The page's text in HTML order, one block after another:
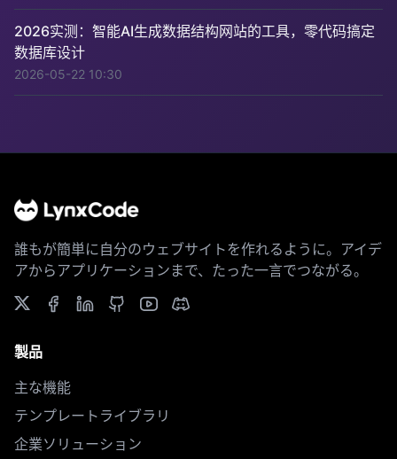
2026实测：智能AI生成数据结构网站的工具，零代码搞定
数据库设计
2026-05-22 10:30
誰もが簡単に自分のウェブサイトを作れるように。アイデ
アからアプリケーションまで、たった一言でつながる。
製品
主な機能
テンプレートライブラリ
企業ソリューション